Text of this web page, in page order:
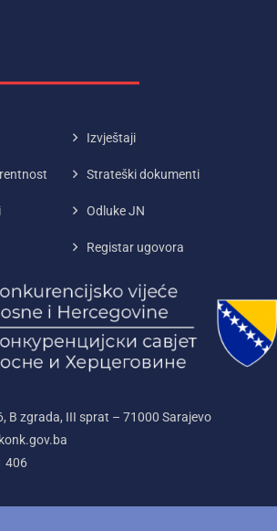
Izvještaji
Strateški dokumenti
Odluke JN
Registar ugovora
B zgrada, III sprat – 71000‌ Sarajevo
406